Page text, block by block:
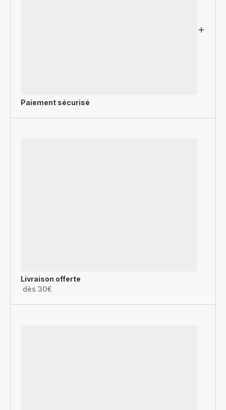
Paiement sécurisé
Livraison offerte
dès 30€